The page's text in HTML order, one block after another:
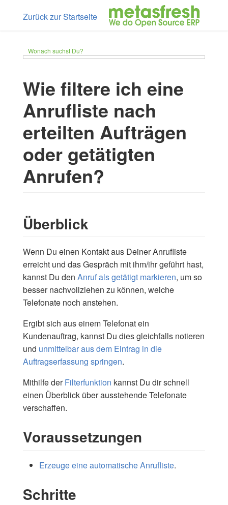
Zurück zur Startseite
Wonach suchst Du?
Wie filtere ich eine
Anrufliste nach
erteilten Aufträgen
oder getätigten
Anrufen?
Überblick
Wenn Du einen Kontakt aus Deiner Anrufliste
erreicht und das Gespräch mit ihm/ihr geführt hast,
kannst Du den Anruf als getätigt markieren, um so
besser nachvollziehen zu können, welche
Telefonate noch anstehen.
Ergibt sich aus einem Telefonat ein
Kundenauftrag, kannst Du dies gleichfalls notieren
und unmittelbar aus dem Eintrag in die
Auftragserfassung springen.
Mithilfe derFilterfunktion kannst Du dir schnell
einen Überblick über ausstehende Telefonate
verschaffen.
Voraussetzungen
Erzeuge eine automatische Anrufliste.
Schritte